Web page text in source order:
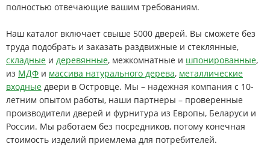
полностью отвечающие вашим требованиям.
Наш каталог включает свыше 5000 дверей. Вы сможете без
труда подобрать и заказать раздвижные и стеклянные,
складные и деревянные, межкомнатные и шпонированные,
из МДФ и массива натурального дерева, металлические
входные двери в Островце. Мы – надежная компания с 10-
летним опытом работы, наши партнеры – проверенные
производители дверей и фурнитура из Европы, Беларуси и
России. Мы работаем без посредников, потому конечная
стоимость изделий приемлема для потребителей.